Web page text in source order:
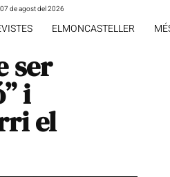
de agost del 2026
ELMONCASTELLER
ser
i
el